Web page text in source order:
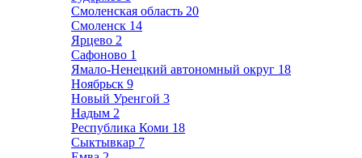
Смоленская область 20
Смоленск 14
Ярцево 2
Сафоново 1
Ямало-Ненецкий автономный округ 18
Ноябрьск 9
Новый Уренгой 3
Надым 2
Республика Коми 18
Сыктывкар 7